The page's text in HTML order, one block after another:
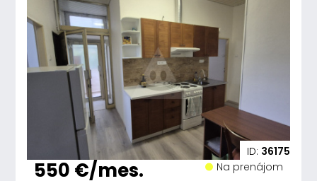
ID: 36175
550 €/mes. Na prenájom